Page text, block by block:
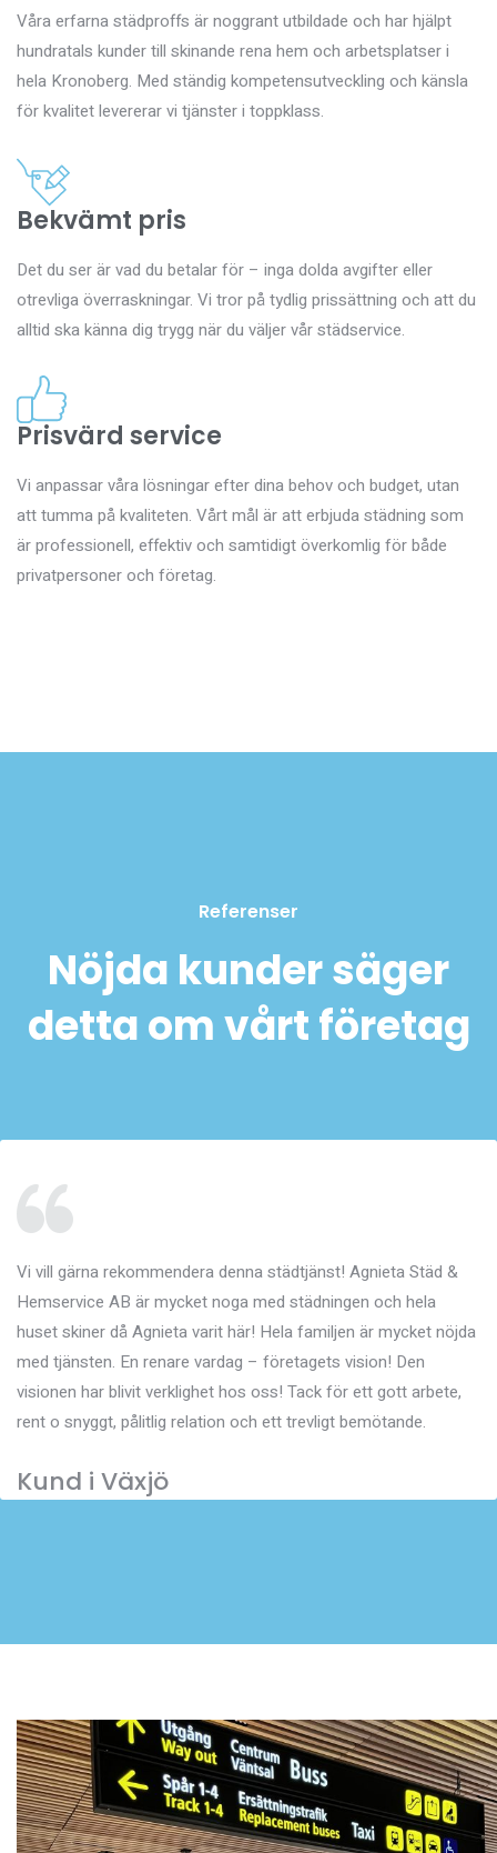
Våra erfarna städproffs är noggrant utbildade och har hjälpt
hundratals kunder till skinande rena hem och arbetsplatser i
hela Kronoberg. Med ständig kompetensutveckling och känsla
för kvalitet levererar vi tjänster i toppklass.
Bekvämt pris
Det du ser är vad du betalar för – inga dolda avgifter eller
otrevliga överraskningar. Vi tror på tydlig prissättning och att du
alltid ska känna dig trygg när du väljer vår städservice.
Prisvärd service
Vi anpassar våra lösningar efter dina behov och budget, utan
att tumma på kvaliteten. Vårt mål är att erbjuda städning som
är professionell, effektiv och samtidigt överkomlig för både
privatpersoner och företag.
Referenser
Nöjda kunder säger
detta om vårt företag​
Vi vill gärna rekommendera denna städtjänst! Agnieta Städ &
Hemservice AB är mycket noga med städningen och hela
huset skiner då Agnieta varit här! Hela familjen är mycket nöjda
med tjänsten. En renare vardag – företagets vision! Den
visionen har blivit verklighet hos oss! Tack för ett gott arbete,
rent o snyggt, pålitlig relation och ett trevligt bemötande.
Kund i Växjö